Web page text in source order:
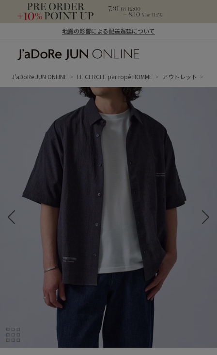
地震の影響による配送遅延について
ン オンライン）
J'aDoRe JUN ONLINE LE CERCLE par ropé HOMME アウトレット